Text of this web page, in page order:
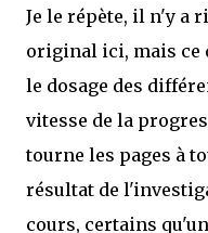
Je le répète, il n'y a
original ici, mais ce
le dosage des
vitesse de la
tourne les pages à
résultat de
cours, certains